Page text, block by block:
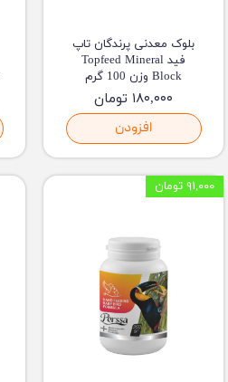
بلوک معدنی پرندگان تاپ
فید Topfeed Mineral
Block وزن 100 گرم
۱۸۰,۰۰۰ تومان
افزودن
۹۱,۰۰۰ تومان